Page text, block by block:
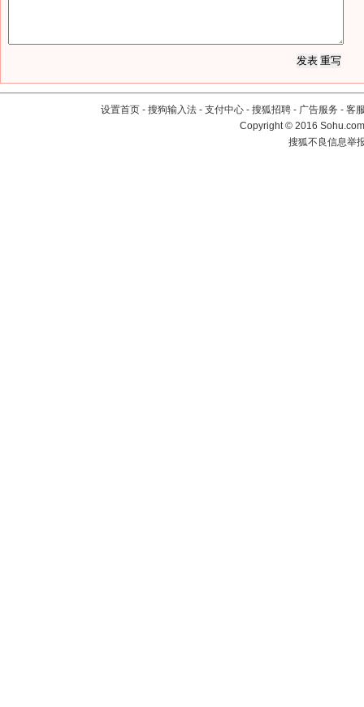
设置首页 - 搜狗输入法 - 支付中心 - 搜狐招聘 - 广告服务 - 客
Copyright©2016
搜狐不良信息举